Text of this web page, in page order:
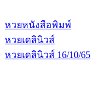
หวยหนังสือพิมพ์
หวยเดลินิวส์
หวยเดลินิวส์ 16/10/65